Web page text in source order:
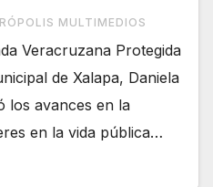
MULTIMEDIOS
Veracruzana Protegida
de Xalapa, Daniela
los avances en la
en la vida pública…